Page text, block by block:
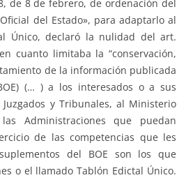
de 8 de febrero, de ordenación del
del Estado», para adaptarlo al
Único, declaró la nulidad del art.
cuanto limitaba la “conservación,
de la información publicada
(… ) a los interesados o a sus
y Tribunales, al Ministerio
Administraciones que puedan
de las competencias que les
del BOE son los que
o el llamado Tablón Edictal Único.